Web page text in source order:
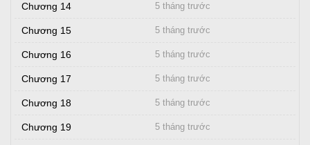
Chương 14 5 tháng trước
Chương 15 5 tháng trước
Chương 16 5 tháng trước
Chương 17 5 tháng trước
Chương 18 5 tháng trước
Chương 19 5 tháng trước